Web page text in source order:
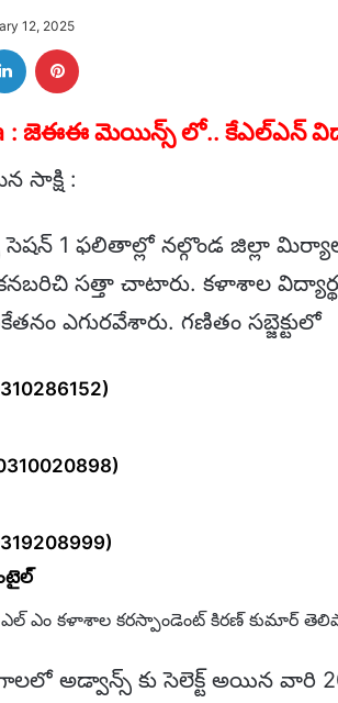
12, 2025
LinkedIn
: జెఈఈ మెయిన్స్ లో.. కేఎల్ఎన్
సాక్షి :
1 ఫలితాల్లో నల్గొండ జిల్లా
సత్తా చాటారు. కళాశాల
ఎగురవేశారు. గణితం సబ్జెక్టులో
ఎల్ ఎం కళాశాల కరస్పాండెంట్ కిరణ్ కుమార్
అడ్వాన్స్ కు సెలెక్ట్ అయిన వారి